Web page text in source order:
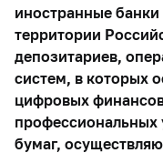
иностранные банки
территории
депозитариев,
систем, в которых
цифровых
профессиональных
бумаг,